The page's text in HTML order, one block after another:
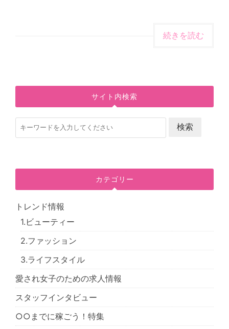
続きを読む
サイト内検索
カテゴリー
トレンド情報
1.ビューティー
2.ファッション
3.ライフスタイル
愛され女子のための求人情報
スタッフインタビュー
○○までに稼ごう！特集